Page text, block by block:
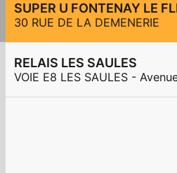
SUPER U FONTENAY LE
30 RUE DE LA DEMENERIE
RELAIS LES SAULES